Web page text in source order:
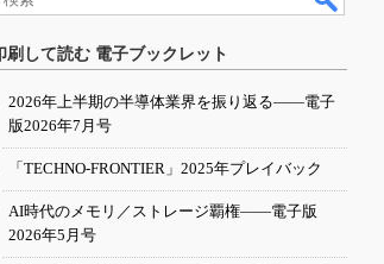
刷して読む 電子ブックレット
2026年上半期の半導体業界を振り返る――電子
版2026年7月号
「TECHNO-FRONTIER」2025年プレイバック
AI時代のメモリ／ストレージ覇権――電子版
2026年5月号